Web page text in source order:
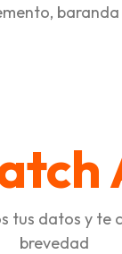
tus datos y te
brevedad